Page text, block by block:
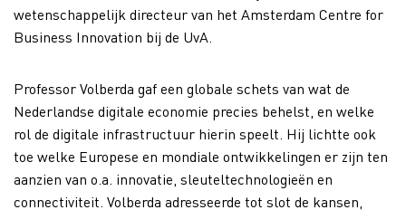
wetenschappelijk directeur van het Amsterdam Centre for
Business Innovation bij de UvA.
Professor Volberda gaf een globale schets van wat de
Nederlandse digitale economie precies behelst, en welke
rol de digitale infrastructuur hierin speelt. Hij lichtte ook
toe welke Europese en mondiale ontwikkelingen er zijn ten
aanzien van o.a. innovatie, sleuteltechnologieën en
connectiviteit. Volberda adresseerde tot slot de kansen,